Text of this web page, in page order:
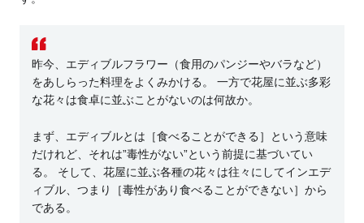
昨今、エディブルフラワー（食用のパンジーやバラなど）
をあしらった料理をよくみかける。 一方で花屋に並ぶ多彩
な花々は食卓に並ぶことがないのは何故か。
まず、エディブルとは［食べることができる］という意味
だけれど、それは”毒性がない”という前提に基づいてい
る。 そして、花屋に並ぶ各種の花々は往々にしてインエデ
ィブル、つまり［毒性があり食べることができない］から
である。